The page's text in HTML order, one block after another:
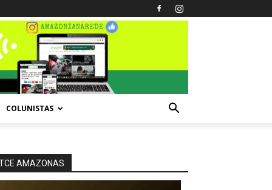
COLUNISTAS
AMAZONAS